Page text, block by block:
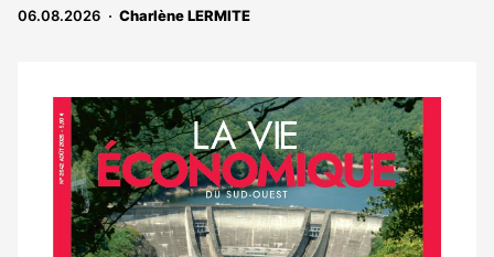
06.08.2026 Charlène LERMITE
Notre
dernier
magazine